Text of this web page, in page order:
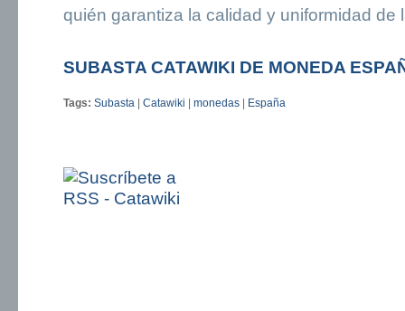
quién garantiza la calidad y uniformidad de
SUBASTA CATAWIKI DE MONEDA
Tags: Subasta Catawiki monedas España